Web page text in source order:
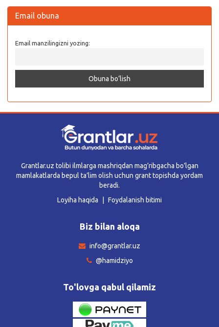
Email obuna
Email manzilingizni yozing:
Grantlar.uz tolibi ilmlarga mashriqdan mag’ribgacha bo’lgan
mamlakatlarda bepul ta’lim olish uchun grant topishda yordam
beradi.
Loyiha haqida
Foydalanish bitimi
Biz bilan aloqa
info@grantlar.uz
@hamidziyo
To'lovga qabul qilamiz